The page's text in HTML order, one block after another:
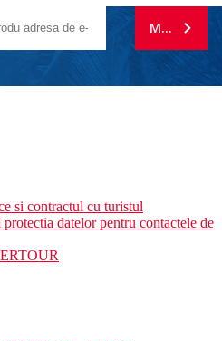
MA
si contractul cu turistul
datelor pentru contactele de